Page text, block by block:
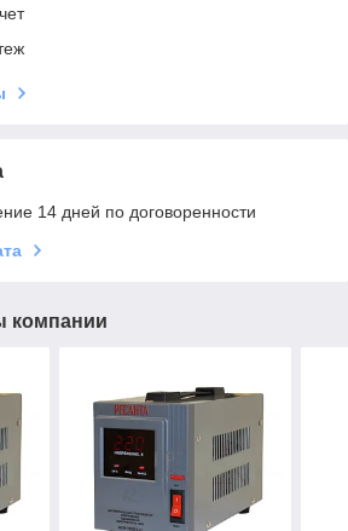
14 дней по договоренности
компании